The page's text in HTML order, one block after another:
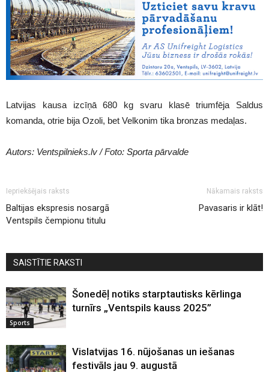
Latvijas kausa izcīņā 680 kg svaru klasē triumfēja Saldus
komanda, otrie bija Ozoli, bet Velkonim tika bronzas medaļas.
Autors: Ventspilnieks.lv / Foto: Sporta pārvalde
Iepriekšējais raksts
Baltijas ekspresis nosargā
Ventspils čempionu titulu
Nākamais raksts
Pavasaris ir klāt!
SAISTĪTIE RAKSTI
Sports
Šonedēļ notiks starptautisks kērlinga
turnīrs „Ventspils kauss 2025”
Vislatvijas 16. nūjošanas un iešanas
festivāls jau 9. augustā